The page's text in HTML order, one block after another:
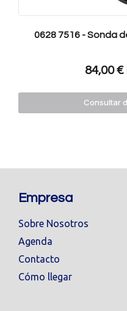
0628 7516 - Sonda
84,00€
Consultar
Empresa
Sobre Nosotros
Agenda
Contacto
Cómo llegar